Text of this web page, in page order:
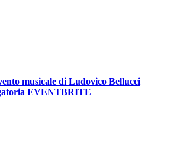
musicale di Ludovico Bellucci
EVENTBRITE